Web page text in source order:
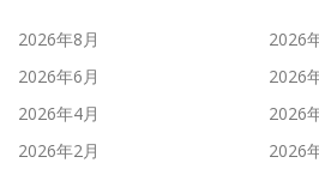
2026年8月
2026
2026年6月
2026
2026年4月
2026
2026年2月
2026